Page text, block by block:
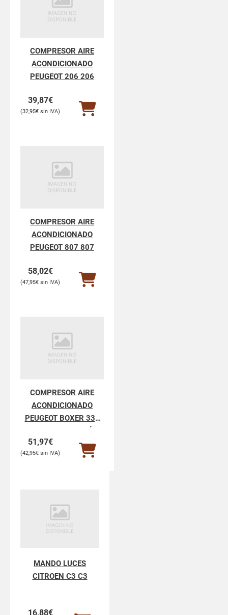
COMPRESOR AIRE
ACONDICIONADO
PEUGEOT 206 206
39,87€
32,95€
COMPRESOR AIRE
ACONDICIONADO
PEUGEOT 807 807
58,02€
47,95€
COMPRESOR AIRE
ACONDICIONADO
PEUGEOT BOXER 333
BAT.3450MM
51,97€
42,95€
MANDO LUCES
CITROEN C3 C3
16,88€